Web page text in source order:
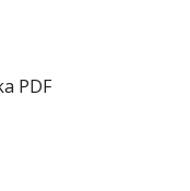
PDF